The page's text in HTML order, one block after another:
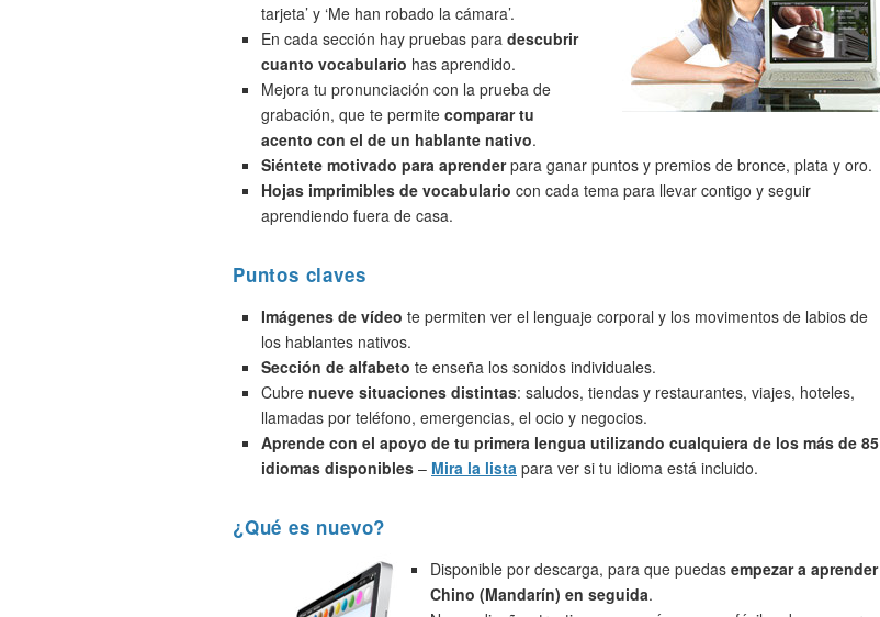
tarjeta’ y ‘Me han robado la cámara’.
En cada sección hay pruebas para descubrir
cuanto vocabulario has aprendido.
Mejora tu pronunciación con la prueba de
grabación, que te permite comparar tu
acento con el de un hablante nativo.
Siéntete motivado para aprenderpara ganar puntos y premios de bronce, plata y oro.
Hojas imprimibles de vocabulario con cada tema para llevar contigo y seguir
aprendiendo fuera de casa.
Puntos claves
Imágenes de vídeo te permiten ver el lenguaje corporal y los movimentos de labios de
los hablantes nativos.
Sección de alfabeto te enseña los sonidos individuales.
Cubre nueve situaciones distintas: saludos, tiendas y restaurantes, viajes, hoteles,
llamadas por teléfono, emergencias, el ocio y negocios.
Aprende con el apoyo de tu primera lengua utilizando cualquiera de los más de 85
idiomas disponibles – Mira la lista para ver si tu idioma está incluido.
¿Qué es nuevo?
Disponible por descarga, para que puedas empezar a aprender
Chino (Mandarín) en seguida.